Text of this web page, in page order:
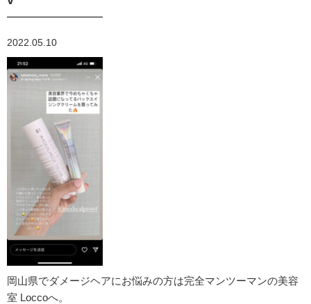
2022.05.10
岡山県でダメージヘアにお悩みの方は完全マンツーマンの美容
室 Loccoへ。